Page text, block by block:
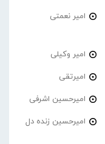
امیر نعمتی
امیر وکیلی
امیرتقی
امیرحسین اشرفی
امیرحسین زنده دل